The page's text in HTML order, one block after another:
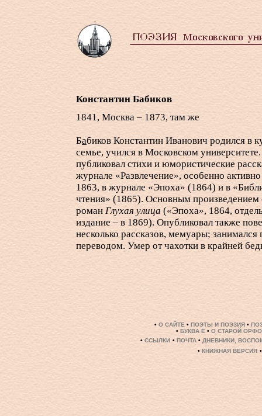
Константин Бабиков
1841, Москва – 1873, там же
Бабиков Константин Иванович родился в
семье, учился в Московском
публиковал стихи и юмористические
журнале «Развлечение», особенно
1863, в журнале «Эпоха» (1864) и в
чтения» (1865). Основным произведением
роман Глухая улица («Эпоха», 1864,
издание – в 1869). Опубликовал также
несколько рассказов, мемуары; занимался
переводом. Умер от чахотки в крайней